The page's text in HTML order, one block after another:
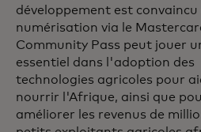
développement est convaincu
numérisation via le
Community Pass peut jouer
essentiel dans l'adoption des
technologies agricoles pour
nourrir l'Afrique, ainsi que
améliorer les revenus de